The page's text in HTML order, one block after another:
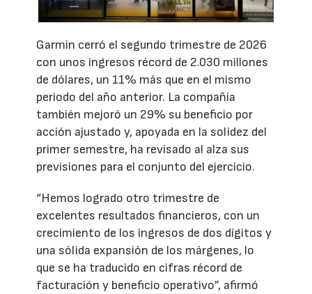
Garmin cerró el segundo trimestre de 2026
con unos ingresos récord de 2.030 millones
de dólares, un 11% más que en el mismo
periodo del año anterior. La compañía
también mejoró un 29% su beneficio por
acción ajustado y, apoyada en la solidez del
primer semestre, ha revisado al alza sus
previsiones para el conjunto del ejercicio.
“Hemos logrado otro trimestre de
excelentes resultados financieros, con un
crecimiento de los ingresos de dos dígitos y
una sólida expansión de los márgenes, lo
que se ha traducido en cifras récord de
facturación y beneficio operativo”, afirmó